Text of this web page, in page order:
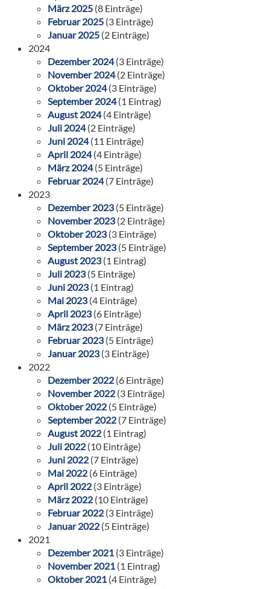
März 2025 (8 Einträge)
Februar 2025 (3 Einträge)
Januar 2025 (2 Einträge)
2024
Dezember 2024(3 Einträge)
November 2024(2 Einträge)
Oktober 2024(3 Einträge)
September 2024(1 Eintrag)
August 2024(4 Einträge)
Juli 2024(2 Einträge)
Juni 2024(11 Einträge)
April 2024(4 Einträge)
März 2024(5 Einträge)
Februar 2024(7 Einträge)
2023
Dezember 2023(5 Einträge)
November 2023(2 Einträge)
Oktober 2023(3 Einträge)
September 2023(5 Einträge)
August 2023(1 Eintrag)
Juli 2023(5 Einträge)
Juni 2023(1 Eintrag)
Mai 2023(4 Einträge)
April 2023(6 Einträge)
März 2023(7 Einträge)
Februar 2023(5 Einträge)
Januar 2023(3 Einträge)
2022
Dezember 2022 (6 Einträge)
November 2022 (3 Einträge)
Oktober 2022 (5 Einträge)
September 2022 (7 Einträge)
August 2022 (1 Eintrag)
Juli 2022 (10 Einträge)
Juni 2022 (7 Einträge)
Mai 2022 (6 Einträge)
April 2022 (3 Einträge)
März 2022 (10 Einträge)
Februar 2022 (3 Einträge)
Januar 2022 (5 Einträge)
2021
Dezember 2021 (3 Einträge)
November 2021 (1 Eintrag)
Oktober 2021 (4 Einträge)